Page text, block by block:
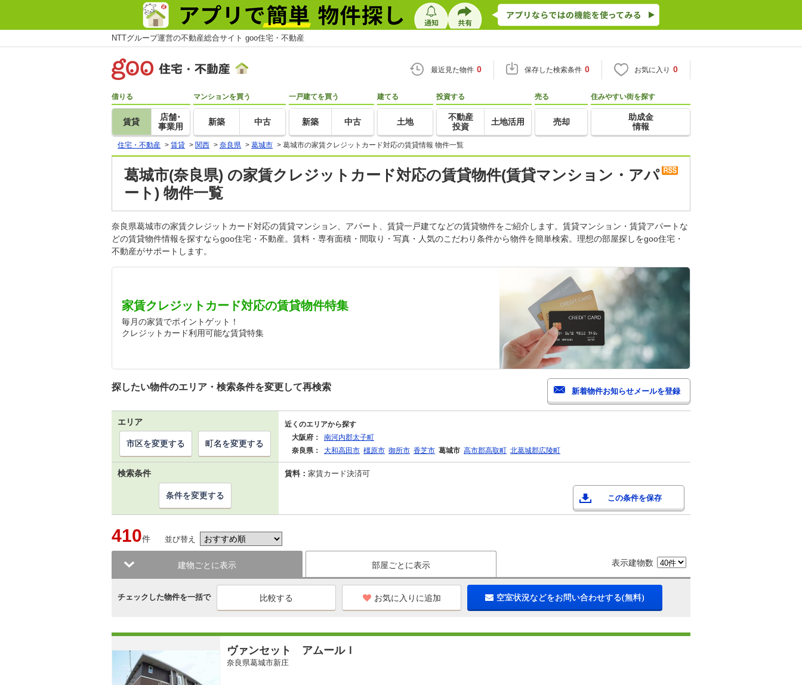
NTTグループ運営の不動産総合サイト goo住宅・不動産
最近見た物件 0 保存した検索条件 0 お気に入り 0
借りる
賃貸
店舗･
事業用
マンションを買う
新築 中古
一戸建てを買う
新築 中古
建てる
土地
投資する
不動産
投資
土地活用
売る
売却
住みやすい街を探す
助成金
情報
住宅・不動産 > 賃貸 > 関西 > 奈良県 > 葛城市 > 葛城市の家賃クレジットカード対応の賃貸情報 物件一覧
葛城市(奈良県) の家賃クレジットカード対応の賃貸物件(賃貸マンション・アパ
ート) 物件一覧
奈良県葛城市の家賃クレジットカード対応の賃貸マンション、アパート、賃貸一戸建てなどの賃貸物件をご紹介します。賃貸マンション・賃貸アパートな
どの賃貸物件情報を探すならgoo住宅・不動産。賃料・専有面積・間取り・写真・人気のこだわり条件から物件を簡単検索。理想の部屋探しをgoo住宅・
不動産がサポートします。
家賃クレジットカード対応の賃貸物件特集
毎月の家賃でポイントゲット！
クレジットカード利用可能な賃貸特集
探したい物件のエリア・検索条件を変更して再検索
エリア
近くのエリアから探す
大阪府：
南河内郡太子町
奈良県：
大和高田市 橿原市 御所市 香芝市 葛城市 高市郡高取町 北葛城郡広陵町
市区を変更する 町名を変更する
検索条件 賃料： 家賃カード決済可
この条件を保存
条件を変更する
410件 並び替え
建物ごとに表示 部屋ごとに表示 表示建物数
チェックした物件を一括で お気に入りに追加 空室状況などをお問い合わせする(無料)
ヴァンセット アムールＩ
奈良県葛城市新庄